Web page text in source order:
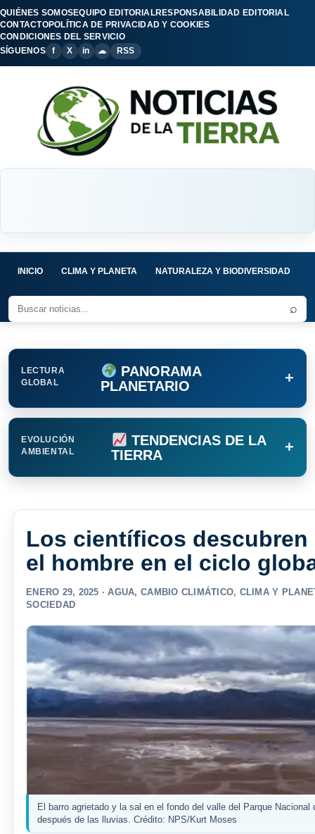
QUIÉNES SOMOSEQUIPO EDITORIALRESPONSABILIDAD EDITORIAL
CONTACTOPOLÍTICA DE PRIVACIDAD Y COOKIES
CONDICIONES DEL SERVICIO
SÍGUENOS
f X in ☁ RSS
INICIO CLIMA Y PLANETA NATURALEZA Y BIODIVERSIDAD
⌕
LECTURA
GLOBAL
PANORAMA
PLANETARIO
+
EVOLUCIÓN
AMBIENTAL
TENDENCIAS DE LA
TIERRA
+
Los científicos
el hombre en el ciclo
ENERO 29, 2025 ·AGUA, CAMBIO CLIMÁTICO, CLIMA Y
SOCIEDAD
El barro agrietado y la sal en el fondo del valle del Parque
después de las lluvias. Crédito: NPS/Kurt Moses